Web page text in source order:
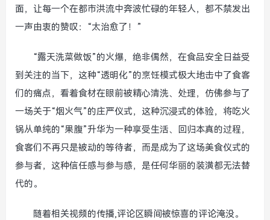
面，让每一个在都市洪流中奔波忙碌的年轻人，都不禁发出
一声由衷的赞叹：“太治愈了！”
“露天洗菜做饭”的火爆，绝非偶然，在食品安全日益受
到关注的当下，这种“透明化”的烹饪模式极大地击中了食客
们的痛点，看着食材在眼前被精心清洗、处理，仿佛参与了
一场关于“烟火气”的庄严仪式，这种沉浸式的体验，将吃火
锅从单纯的“果腹”升华为一种享受生活、回归本真的过程，
食客们不再只是被动的等待者，而是成为了这场美食仪式的
参与者，这种信任感与参与感，是任何华丽的装潢都无法替
代的。
随着相关视频的传播,评论区瞬间被惊喜的评论淹没。